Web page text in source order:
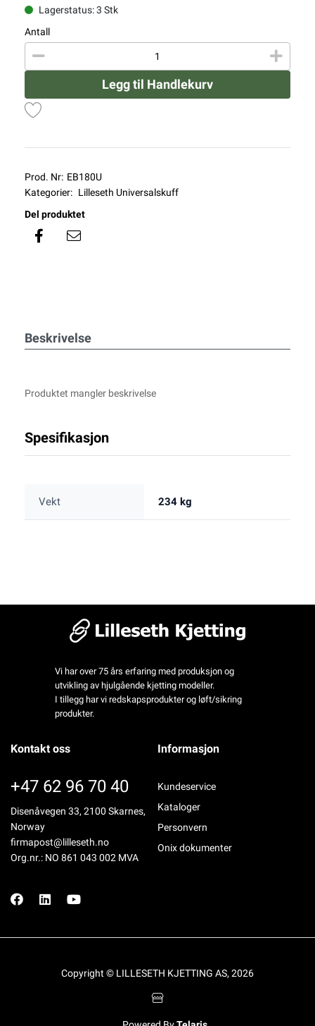
Lagerstatus: 3 Stk
Antall
Legg til Handlekurv
Prod. Nr: EB180U
Kategorier: Lilleseth Universalskuff
Del produktet
Beskrivelse
Produktet mangler beskrivelse
Spesifikasjon
Vekt 234 kg
Vi har over 75 års erfaring med produksjon og
utvikling av hjulgående kjetting modeller.
I tillegg har vi redskapsprodukter og løft/sikring
produkter.
Kontakt oss
+47 62 96 70 40
Disenåvegen 33, 2100 Skarnes,
Norway
firmapost@lilleseth.no
Org.nr.: NO 861 043 002 MVA
Informasjon
Kundeservice
Kataloger
Personvern
Onix dokumenter
Copyright © LILLESETH KJETTING AS, 2026